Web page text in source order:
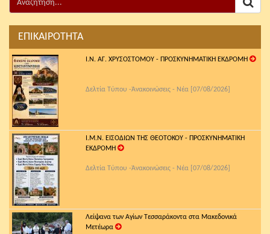
ΕΠΙΚΑΙΡΟΤΗΤΑ
Ι.Ν. ΑΓ. ΧΡΥΣΟΣΤΟΜΟΥ - ΠΡΟΣΚΥΝΗΜΑΤΙΚΗ ΕΚΔΡΟΜΗ
Δελτία Τύπου -Ἀνακοινώσεις - Νέα [07/08/2026]
Ι.Μ.Ν. ΕΙΣΟΔΙΩΝ ΤΗΣ ΘΕΟΤΟΚΟΥ - ΠΡΟΣΚΥΝΗΜΑΤΙΚΗ
ΕΚΔΡΟΜΗ
Δελτία Τύπου -Ἀνακοινώσεις - Νέα [07/08/2026]
Λείψανα των Αγίων Τεσσαράκοντα στα Μακεδονικά
Μετέωρα